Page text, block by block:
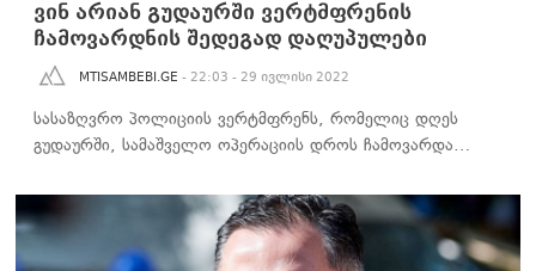
ვინ არიან გუდაურში ვერტმფრენის
ჩამოვარდნის შედეგად დაღუპულები
MTISAMBEBI.GE - 22:03 - 29 ივლისი 2022
სასაზღვრო პოლიციის ვერტმფრენს, რომელიც დღეს
გუდაურში, სამაშველო ოპერაციის დროს ჩამოვარდა…